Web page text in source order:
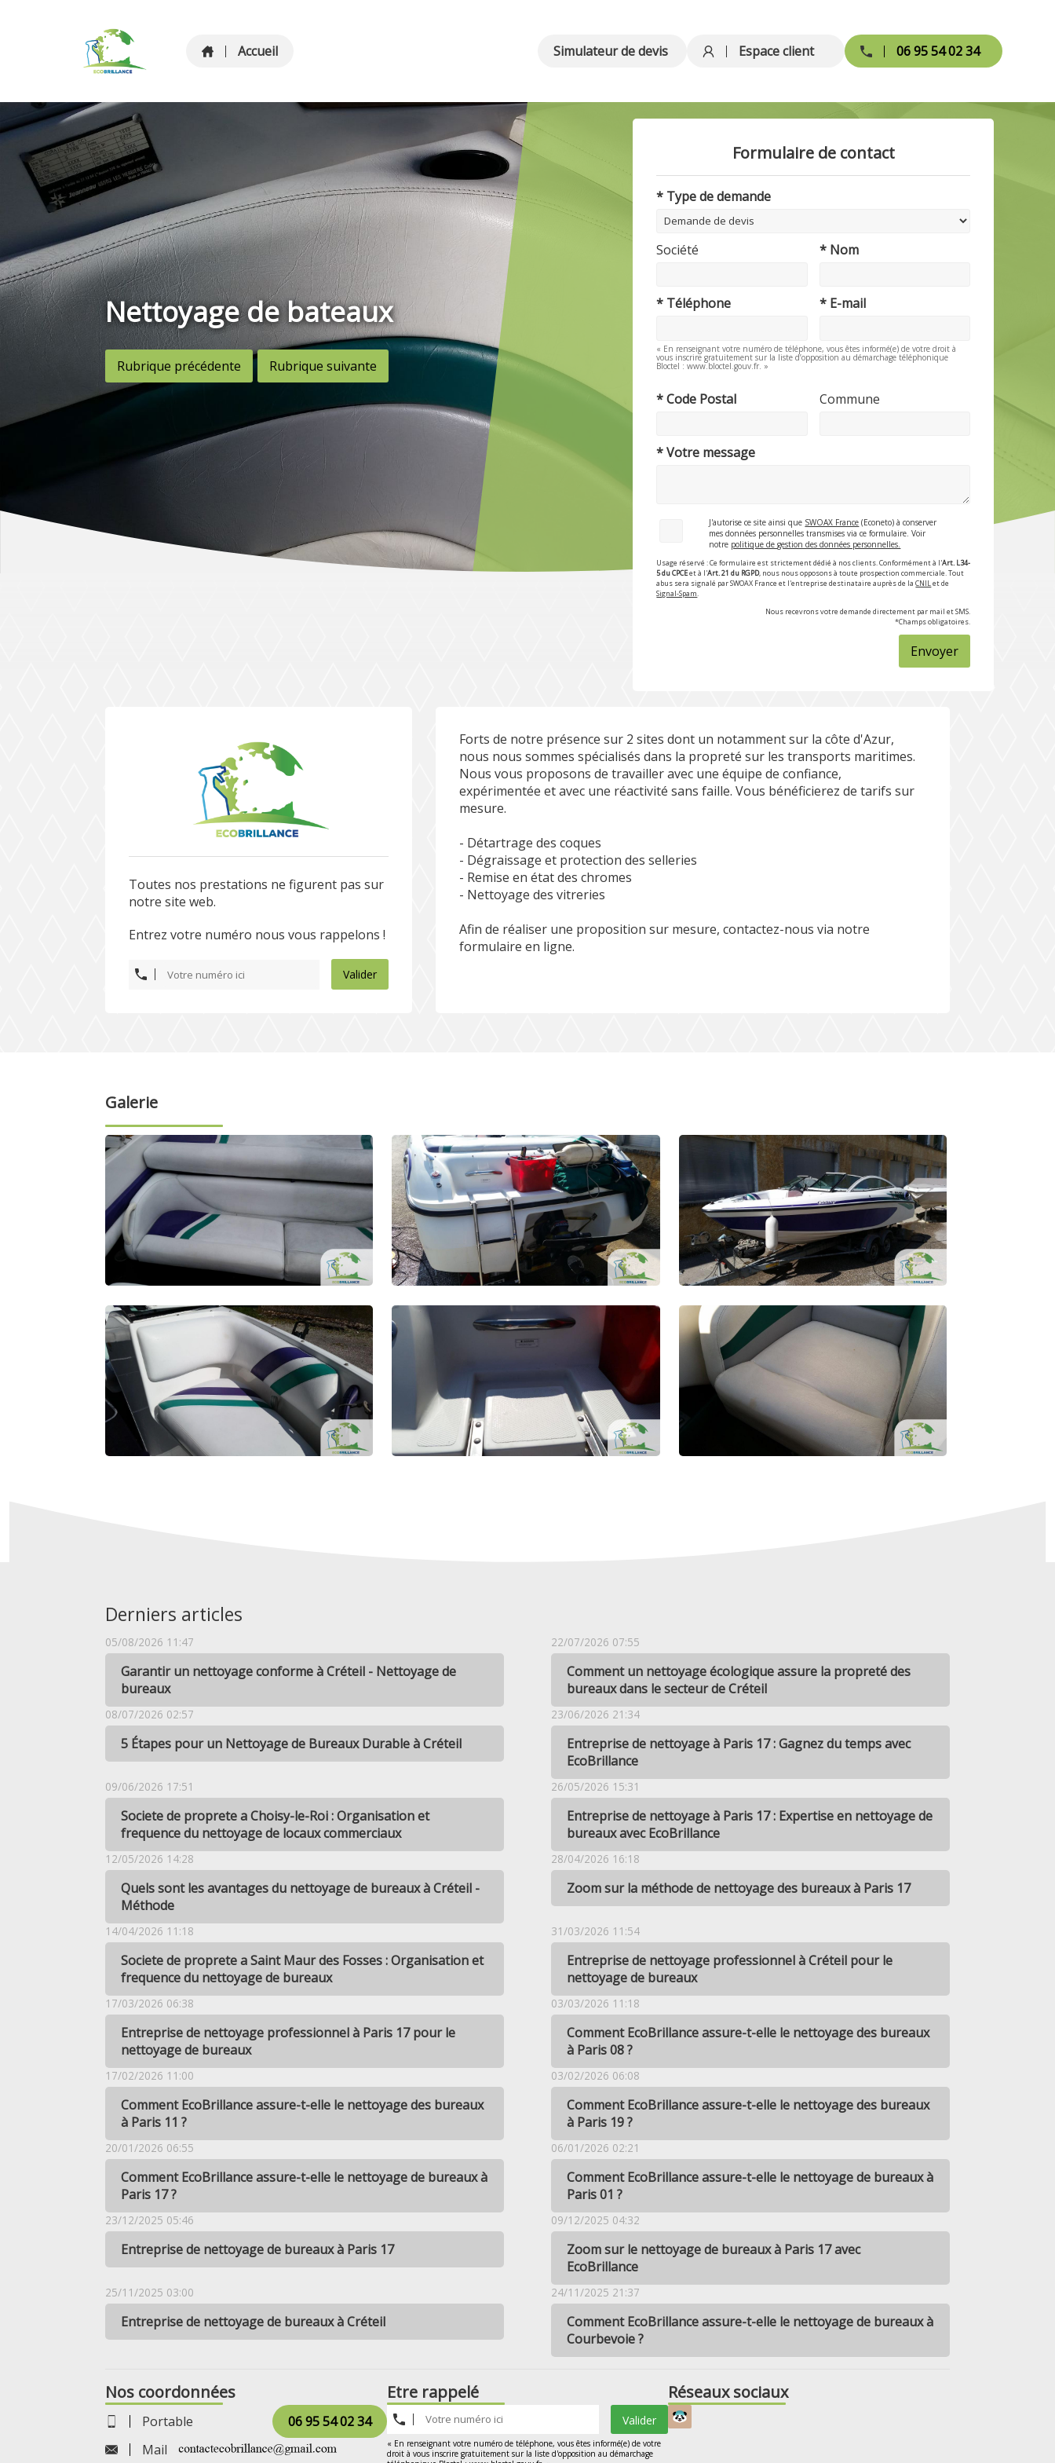
Accueil Simulateur de devis Espace client 06 95 54 02 34
Nettoyage de bateaux
Rubrique précédente Rubrique suivante
Formulaire de contact
* Type de demande
Société * Nom
* Téléphone * E-mail
« En renseignant votre numéro de téléphone, vous êtes informé(e) de votre droit à
vous inscrire gratuitement sur la liste d’opposition au démarchage téléphonique
Bloctel : www.bloctel.gouv.fr. »
* Code Postal Commune
* Votre message
J'autorise ce site ainsi que SWOAX France (Econeto) à conserver
mes données personnelles transmises via ce formulaire. Voir
notre politique de gestion des données personnelles.
Usage réservé : Ce formulaire est strictement dédié à nos clients. Conformément à l'Art. L34-
5 du CPCEet à l'Art. 21 du RGPD, nous nous opposons à toute prospection commerciale. Tout
abus sera signalé par SWOAX France et l'entreprise destinataire auprès de laCNILet de
Signal-Spam.
Nous recevrons votre demande directement par mail et SMS.
*Champs obligatoires.
Envoyer
Toutes nos prestations ne figurent pas sur
notre site web.
Entrez votre numéro nous vous rappelons !
Valider
Forts de notre présence sur 2 sites dont un notamment sur la côte d'Azur,
nous nous sommes spécialisés dans la propreté sur les transports maritimes.
Nous vous proposons de travailler avec une équipe de confiance,
expérimentée et avec une réactivité sans faille. Vous bénéficierez de tarifs sur
mesure.
- Détartrage des coques
- Dégraissage et protection des selleries
- Remise en état des chromes
- Nettoyage des vitreries
Afin de réaliser une proposition sur mesure, contactez-nous via notre
formulaire en ligne.
Galerie
Derniers articles
05/08/2026 11:47
Garantir un nettoyage conforme à Créteil - Nettoyage de
bureaux
22/07/2026 07:55
Comment un nettoyage écologique assure la propreté des
bureaux dans le secteur de Créteil
08/07/2026 02:57
5 Étapes pour un Nettoyage de Bureaux Durable à Créteil
23/06/2026 21:34
Entreprise de nettoyage à Paris 17 : Gagnez du temps avec
EcoBrillance
09/06/2026 17:51
Societe de proprete a Choisy-le-Roi : Organisation et
frequence du nettoyage de locaux commerciaux
26/05/2026 15:31
Entreprise de nettoyage à Paris 17 : Expertise en nettoyage de
bureaux avec EcoBrillance
12/05/2026 14:28
Quels sont les avantages du nettoyage de bureaux à Créteil -
Méthode
28/04/2026 16:18
Zoom sur la méthode de nettoyage des bureaux à Paris 17
14/04/2026 11:18
Societe de proprete a Saint Maur des Fosses : Organisation et
frequence du nettoyage de bureaux
31/03/2026 11:54
Entreprise de nettoyage professionnel à Créteil pour le
nettoyage de bureaux
17/03/2026 06:38
Entreprise de nettoyage professionnel à Paris 17 pour le
nettoyage de bureaux
03/03/2026 11:18
Comment EcoBrillance assure-t-elle le nettoyage des bureaux
à Paris 08 ?
17/02/2026 11:00
Comment EcoBrillance assure-t-elle le nettoyage des bureaux
à Paris 11 ?
03/02/2026 06:08
Comment EcoBrillance assure-t-elle le nettoyage des bureaux
à Paris 19 ?
20/01/2026 06:55
Comment EcoBrillance assure-t-elle le nettoyage de bureaux à
Paris 17 ?
06/01/2026 02:21
Comment EcoBrillance assure-t-elle le nettoyage de bureaux à
Paris 01 ?
23/12/2025 05:46
Entreprise de nettoyage de bureaux à Paris 17
09/12/2025 04:32
Zoom sur le nettoyage de bureaux à Paris 17 avec
EcoBrillance
25/11/2025 03:00
Entreprise de nettoyage de bureaux à Créteil
24/11/2025 21:37
Comment EcoBrillance assure-t-elle le nettoyage de bureaux à
Courbevoie ?
Nos coordonnées
Portable
06 95 54 02 34
Mail
Etre rappelé
Valider
« En renseignant votre numéro de téléphone, vous êtes informé(e) de votre
droit à vous inscrire gratuitement sur la liste d'opposition au démarchage
Réseaux sociaux